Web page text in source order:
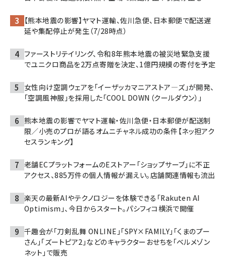
【熊本地震の影響】ヤマト運輸、佐川急便、日本郵便で配送遅
延や集配停止が発生（7/28時点）
ファーストリテイリング、令和8年熊本地震の被災地緊急支援
でユニクロ商品を2万点寄贈を決定、1億円規模の寄付を予定
女性向け空調ウェアを「イーザッカマニアストア―ズ」が開発、
「空調風神服」を採用した「COOL DOWN（クールダウン）」
熊本地震の影響でヤマト運輸・佐川急便・日本郵便が配送制
限／小売のプロが語るオムニチャネル成功の条件【ネッ担アク
セスランキング】
老舗ECプラットフォームのEストアー「ショップサーブ」に不正
アクセス、885万件の個人情報が漏えい。店舗関連情報も流出
楽天の最新AIやテクノロジーを体験できる「Rakuten AI
Optimism」、今日からスタート。パシフィコ横浜で開催
千趣会が「刀剣乱舞 ONLINE」「SPY×FAMILY」「くまのプー
さん」「ズートピア2」などのキャラクターおせちを「ベルメゾン
ネット」で販売